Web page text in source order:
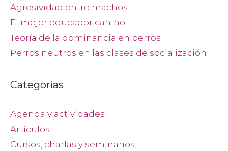
Agresividad entre machos
El mejor educador canino
Teoría de la dominancia en perros
Perros neutros en las clases de socialización
Categorías
Agenda y actividades
Artículos
Cursos, charlas y seminarios